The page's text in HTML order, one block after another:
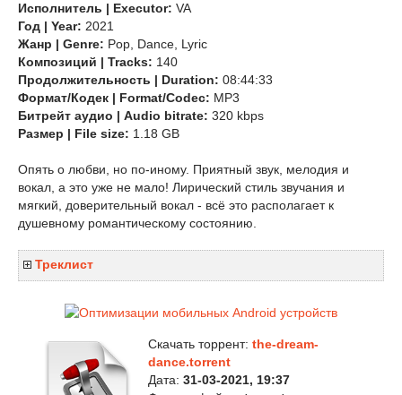
Исполнитель | Executor: VA
Год | Year: 2021
Жанр | Genre: Pop, Dance, Lyric
Композиций | Tracks: 140
Продолжительность | Duration: 08:44:33
Формат/Кодек | Format/Codec: MP3
Битрейт аудио | Audio bitrate: 320 kbps
Размер | File size: 1.18 GB
Опять о любви, но по-иному. Приятный звук, мелодия и
вокал, а это уже не мало! Лирический стиль звучания и
мягкий, доверительный вокал - всё это располагает к
душевному романтическому состоянию.
Треклист
Скачать торрент: the-dream-
dance.torrent
Дата: 31-03-2021, 19:37